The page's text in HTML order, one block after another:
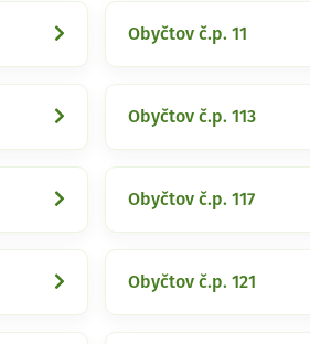
Obyčtov č.p. 11
Obyčtov č.p. 113
Obyčtov č.p. 117
Obyčtov č.p. 121